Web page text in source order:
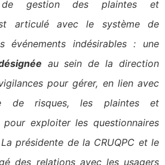
gestion des plaintes et
articulé avec le système de
événements indésirables : une
au sein de la direction
pour gérer, en lien avec
de risques, les plaintes et
exploiter les questionnaires
présidente de la CRUQPC et le
des relations avec les usagers